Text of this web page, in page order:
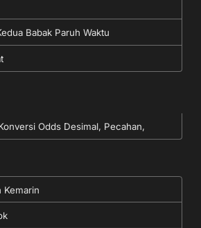
Babak Paruh Waktu
Odds Desimal, Pecahan,
Kemarin